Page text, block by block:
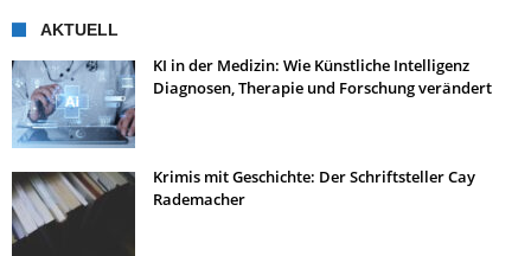
AKTUELL
KI in der Medizin: Wie Künstliche Intelligenz
Diagnosen, Therapie und Forschung verändert
Krimis mit Geschichte: Der Schriftsteller Cay
Rademacher